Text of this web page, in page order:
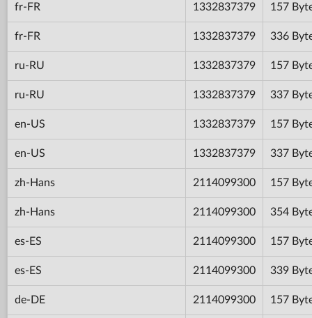
fr-FR 1332837379 157
fr-FR 1332837379 336
ru-RU 1332837379 157
ru-RU 1332837379 337
en-US 1332837379 157
en-US 1332837379 337
zh-Hans 2114099300 157
zh-Hans 2114099300 354
es-ES 2114099300 157
es-ES 2114099300 339
de-DE 2114099300 157